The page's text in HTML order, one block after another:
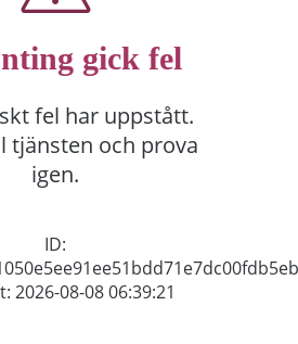
gick fel
fel har uppstått.
tjänsten och prova
igen.
ID:
2026-08-08 06:39:21